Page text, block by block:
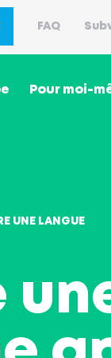
FAQ
Pour moi-
UNE LANGUE